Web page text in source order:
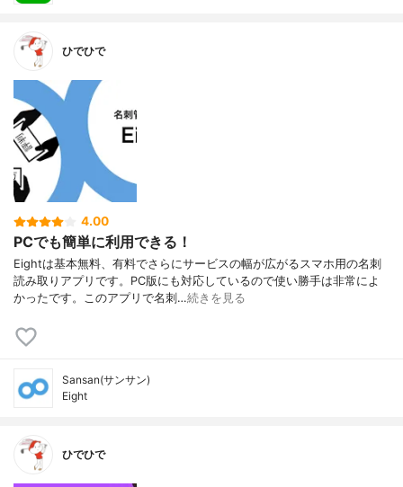
ひでひで
4.00
PCでも簡単に利用できる！
Eightは基本無料、有料でさらにサービスの幅が広がるスマホ用の名刺
読み取りアプリです。PC版にも対応しているので使い勝手は非常によ
かったです。このアプリで名刺…続きを見る
Sansan(サンサン)
Eight
ひでひで